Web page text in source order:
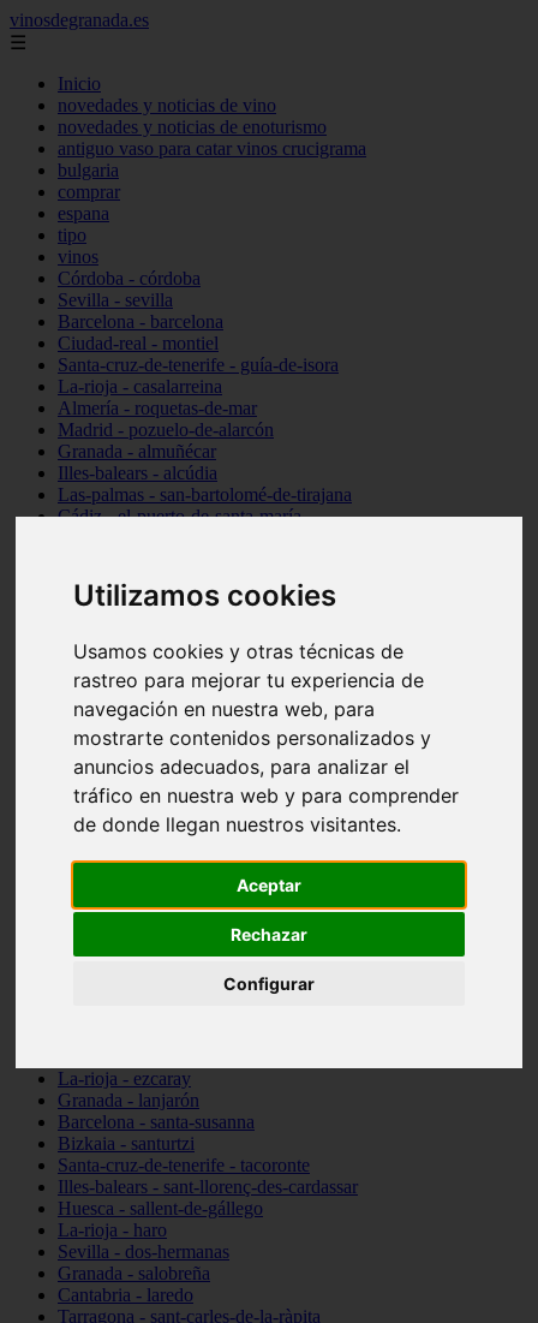
Utilizamos cookies
Usamos cookies y otras técnicas de
rastreo para mejorar tu experiencia de
navegación en nuestra web, para
mostrarte contenidos personalizados y
anuncios adecuados, para analizar el
tráfico en nuestra web y para comprender
de donde llegan nuestros visitantes.
Aceptar
Rechazar
Configurar
vinosdegranada.es
☰
Inicio
novedades y noticias de vino
novedades y noticias de enoturismo
antiguo vaso para catar vinos crucigrama
bulgaria
comprar
espana
tipo
vinos
Córdoba - córdoba
Sevilla - sevilla
Barcelona - barcelona
Ciudad-real - montiel
Santa-cruz-de-tenerife - guía-de-isora
La-rioja - casalarreina
Almería - roquetas-de-mar
Madrid - pozuelo-de-alarcón
Granada - almuñécar
Illes-balears - alcúdia
Las-palmas - san-bartolomé-de-tirajana
Cádiz - el-puerto-de-santa-maría
Santa-cruz-de-tenerife - los-llanos-de-aridane
Cantabria - suances
Granada - monachil
Huesca - isábena
Huesca - alquézar
Huesca - castejón-de-sos
Sevilla - marinaleda
Córdoba - almedinilla
Navarra - zangoza
Cantabria - arenas-de-iguña
Barcelona - la-pobla-de-lillet
Las-palmas - yaiza
Valladolid - fuensaldaña
La-rioja - ezcaray
Granada - lanjarón
Barcelona - santa-susanna
Bizkaia - santurtzi
Santa-cruz-de-tenerife - tacoronte
Illes-balears - sant-llorenç-des-cardassar
Huesca - sallent-de-gállego
La-rioja - haro
Sevilla - dos-hermanas
Granada - salobreña
Cantabria - laredo
Tarragona - sant-carles-de-la-ràpita